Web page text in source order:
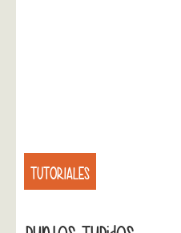
TUTORIALES